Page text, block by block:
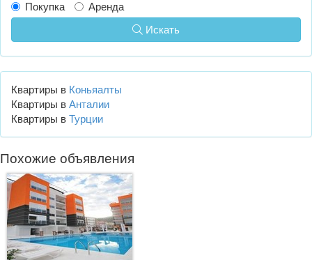
Покупка
Аренда
Искать
Квартиры в Коньяалты
Квартиры в Анталии
Квартиры в Турции
Похожие объявления